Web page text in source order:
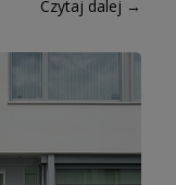
Czytaj dalej →